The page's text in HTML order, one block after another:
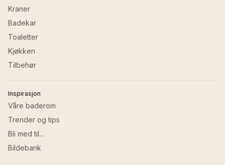
Kraner
Badekar
Toaletter
Kjøkken
Tilbehør
Inspirasjon
Våre baderom
Trender og tips
Bli med til...
Bildebank